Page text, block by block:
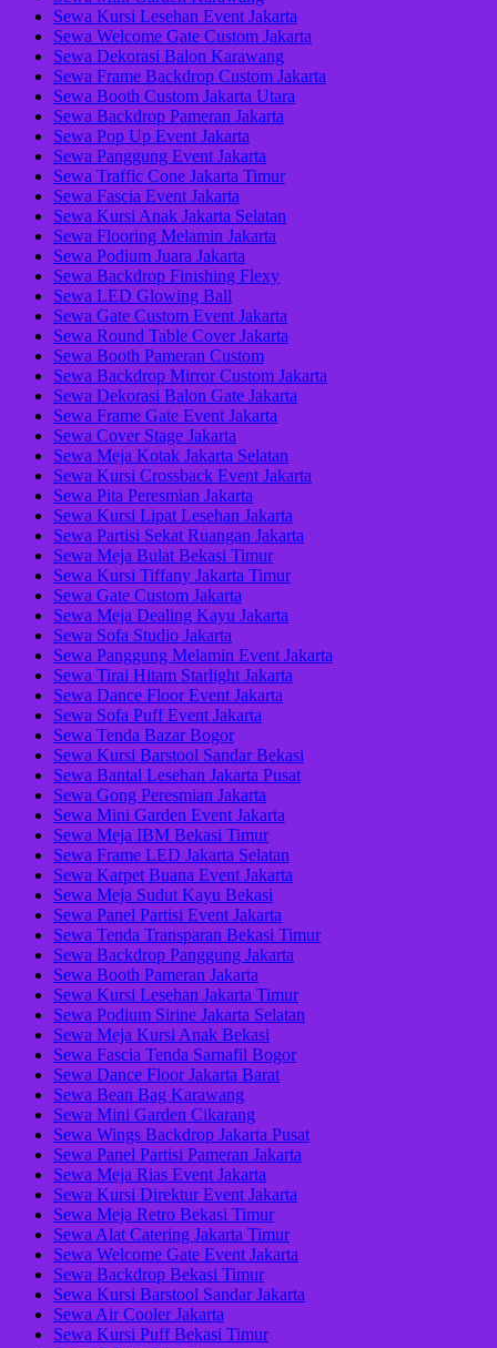
Sewa Kursi Lesehan Event Jakarta
Sewa Welcome Gate Custom Jakarta
Sewa Dekorasi Balon Karawang
Sewa Frame Backdrop Custom Jakarta
Sewa Booth Custom Jakarta Utara
Sewa Backdrop Pameran Jakarta
Sewa Pop Up Event Jakarta
Sewa Panggung Event Jakarta
Sewa Traffic Cone Jakarta Timur
Sewa Fascia Event Jakarta
Sewa Kursi Anak Jakarta Selatan
Sewa Flooring Melamin Jakarta
Sewa Podium Juara Jakarta
Sewa Backdrop Finishing Flexy
Sewa LED Glowing Ball
Sewa Gate Custom Event Jakarta
Sewa Round Table Cover Jakarta
Sewa Booth Pameran Custom
Sewa Backdrop Mirror Custom Jakarta
Sewa Dekorasi Balon Gate Jakarta
Sewa Frame Gate Event Jakarta
Sewa Cover Stage Jakarta
Sewa Meja Kotak Jakarta Selatan
Sewa Kursi Crossback Event Jakarta
Sewa Pita Peresmian Jakarta
Sewa Kursi Lipat Lesehan Jakarta
Sewa Partisi Sekat Ruangan Jakarta
Sewa Meja Bulat Bekasi Timur
Sewa Kursi Tiffany Jakarta Timur
Sewa Gate Custom Jakarta
Sewa Meja Dealing Kayu Jakarta
Sewa Sofa Studio Jakarta
Sewa Panggung Melamin Event Jakarta
Sewa Tirai Hitam Starlight Jakarta
Sewa Dance Floor Event Jakarta
Sewa Sofa Puff Event Jakarta
Sewa Tenda Bazar Bogor
Sewa Kursi Barstool Sandar Bekasi
Sewa Bantal Lesehan Jakarta Pusat
Sewa Gong Peresmian Jakarta
Sewa Mini Garden Event Jakarta
Sewa Meja IBM Bekasi Timur
Sewa Frame LED Jakarta Selatan
Sewa Karpet Buana Event Jakarta
Sewa Meja Sudut Kayu Bekasi
Sewa Panel Partisi Event Jakarta
Sewa Tenda Transparan Bekasi Timur
Sewa Backdrop Panggung Jakarta
Sewa Booth Pameran Jakarta
Sewa Kursi Lesehan Jakarta Timur
Sewa Podium Sirine Jakarta Selatan
Sewa Meja Kursi Anak Bekasi
Sewa Fascia Tenda Sarnafil Bogor
Sewa Dance Floor Jakarta Barat
Sewa Bean Bag Karawang
Sewa Mini Garden Cikarang
Sewa Wings Backdrop Jakarta Pusat
Sewa Panel Partisi Pameran Jakarta
Sewa Meja Rias Event Jakarta
Sewa Kursi Direktur Event Jakarta
Sewa Meja Retro Bekasi Timur
Sewa Alat Catering Jakarta Timur
Sewa Welcome Gate Event Jakarta
Sewa Backdrop Bekasi Timur
Sewa Kursi Barstool Sandar Jakarta
Sewa Air Cooler Jakarta
Sewa Kursi Puff Bekasi Timur